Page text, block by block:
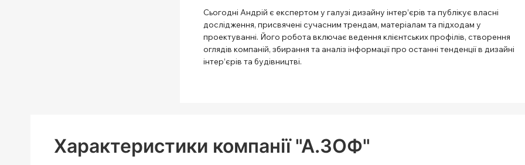
Сьогодні Андрій є експертом у галузі дизайну інтер’єрів та публікує власні
дослідження, присвячені сучасним трендам, матеріалам та підходам у
проектуванні. Його робота включає ведення клієнтських профілів, створення
оглядів компаній, збирання та аналіз інформації про останні тенденції в дизайні
інтер’єрів та будівництві.
Характеристики компанії "А.ЗОФ"